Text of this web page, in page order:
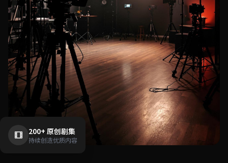
200+ 原创剧集
持续创造优质内容